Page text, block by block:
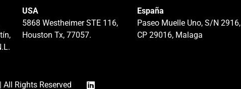
USA
5868 Westheimer STE 116,
Houston Tx, 77057.
España
Paseo Muelle Uno, S/N 2916,
CP 29016, Malaga
Rights Reserved